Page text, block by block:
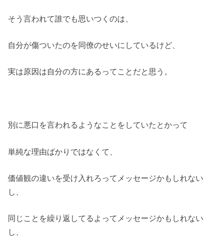
そう言われて誰でも思いつくのは、
自分が傷ついたのを同僚のせいにしているけど、
実は原因は自分の方にあるってことだと思う。
別に悪口を言われるようなことをしていたとかって
単純な理由ばかりではなくて、
価値観の違いを受け入れろってメッセージかもしれない
し、
同じことを繰り返してるよってメッセージかもしれない
し、